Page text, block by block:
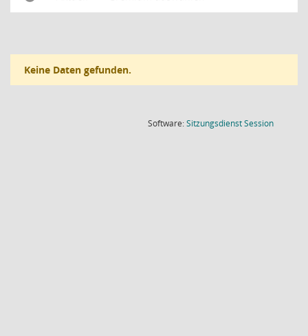
Keine Daten gefunden.
Software:SitzungsdienstSession(Wird in